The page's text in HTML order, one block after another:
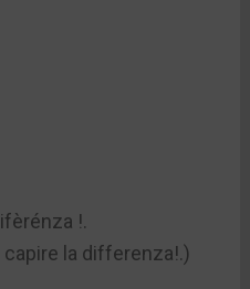
!.
la differenza!.)